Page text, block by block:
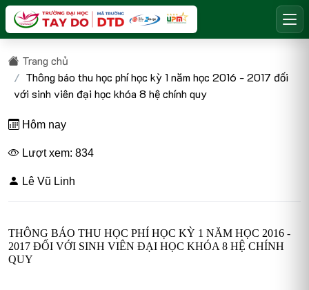
Trang chủ
Thông báo thu học phí học kỳ 1 năm học 2016 - 2017 đối
với sinh viên đại học khóa 8 hệ chính quy
Hôm nay
Lượt xem: 834
Lê Vũ Linh
THÔNG BÁO THU HỌC PHÍ HỌC KỲ 1 NĂM HỌC 2016 -
2017 ĐỐI VỚI SINH VIÊN ĐẠI HỌC KHÓA 8 HỆ CHÍNH
QUY